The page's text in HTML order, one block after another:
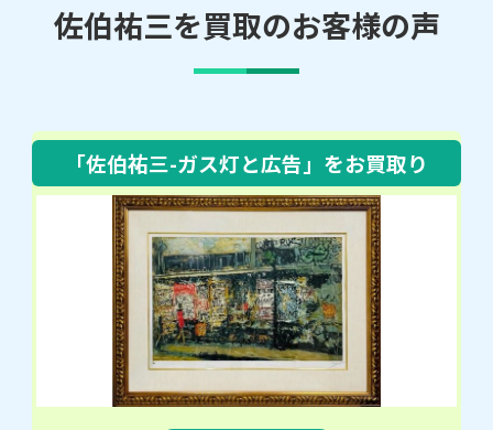
佐伯祐三を買取のお客様の声
「佐伯祐三-ガス灯と広告」 をお買取り